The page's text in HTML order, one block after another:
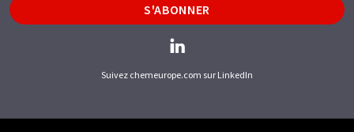
S'ABONNER
Suivez chemeurope.com sur LinkedIn